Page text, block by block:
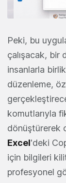
Peki, bu
çalışacak, bir
insanlarla
düzenleme,
komutlarıyla
dönüştürerek
Excel'deki
için bilgileri
profesyonel